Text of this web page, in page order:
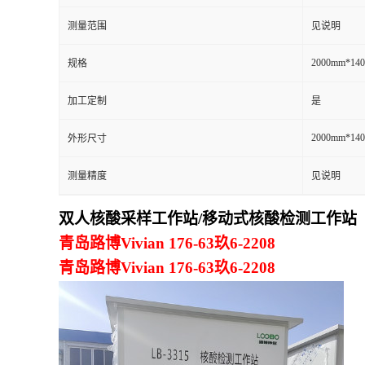
测量范围 见说明
规格
加工定制 是
外形尺寸
测量精度 见说明
双人核酸采样工作站/移动式核酸检测工作站
青岛路博Vivian 176-63玖6-2208
青岛路博Vivian 176-63玖6-2208